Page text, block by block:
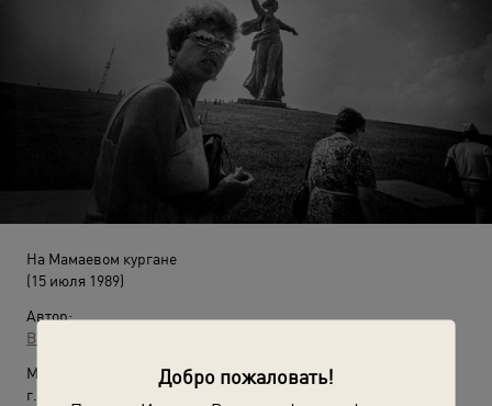
Добро пожаловать!
На Мамаевом кургане
(15 июля 1989)
Автор:
Вадим Качан
Место съемки:
г. Волгоград